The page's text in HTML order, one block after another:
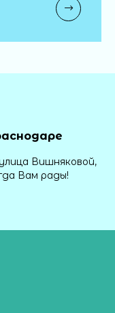
Вишняковой,
Вам рады!